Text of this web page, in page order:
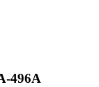
496A